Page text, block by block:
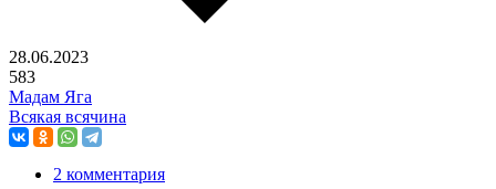
28.06.2023
583
Мадам Яга
Всякая всячина
2 комментария